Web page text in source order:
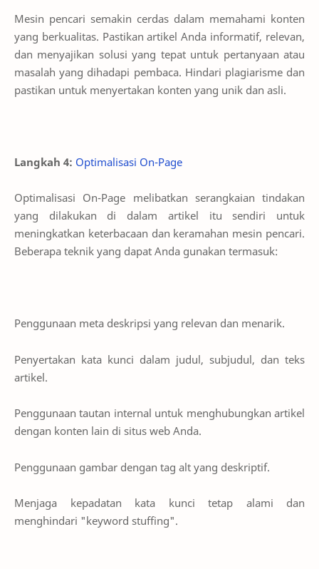
Mesin pencari semakin cerdas dalam memahami konten
yang berkualitas. Pastikan artikel Anda informatif, relevan,
dan menyajikan solusi yang tepat untuk pertanyaan atau
masalah yang dihadapi pembaca. Hindari plagiarisme dan
pastikan untuk menyertakan konten yang unik dan asli.
Langkah 4: Optimalisasi On-Page
Optimalisasi On-Page melibatkan serangkaian tindakan
yang dilakukan di dalam artikel itu sendiri untuk
meningkatkan keterbacaan dan keramahan mesin pencari.
Beberapa teknik yang dapat Anda gunakan termasuk:
Penggunaan meta deskripsi yang relevan dan menarik.
Penyertakan kata kunci dalam judul, subjudul, dan teks
artikel.
Penggunaan tautan internal untuk menghubungkan artikel
dengan konten lain di situs web Anda.
Penggunaan gambar dengan tag alt yang deskriptif.
Menjaga kepadatan kata kunci tetap alami dan
menghindari "keyword stuffing".